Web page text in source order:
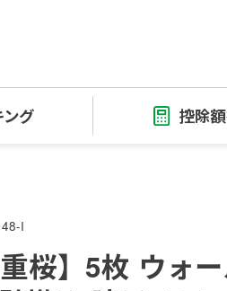
グ 控除
I
桜】5枚 ウォ